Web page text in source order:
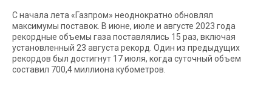
С начала лета «Газпром» неоднократно обновлял
максимумы поставок. В июне, июле и августе 2023 года
рекордные объемы газа поставлялись 15 раз, включая
установленный 23 августа рекорд. Один из предыдущих
рекордов был достигнут 17 июля, когда суточный объем
составил 700,4 миллиона кубометров.